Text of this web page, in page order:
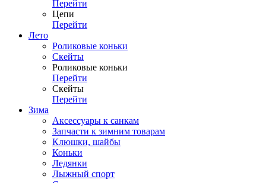
Перейти
Цепи
Перейти
Лето
Роликовые коньки
Скейты
Роликовые коньки
Перейти
Скейты
Перейти
Зима
Аксессуары к санкам
Запчасти к зимним товарам
Клюшки, шайбы
Коньки
Ледянки
Лыжный спорт